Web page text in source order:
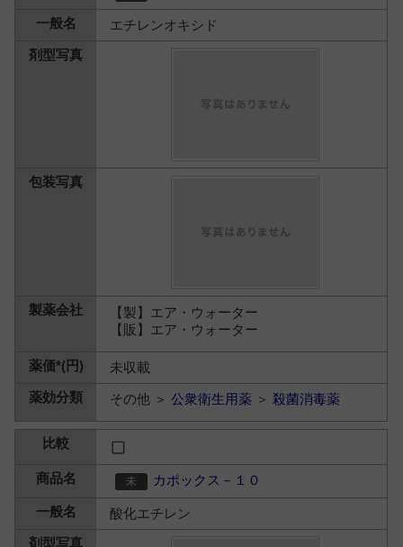
エチレンオキシド
【製】エア・ウォーター
【販】エア・ウォーター
未収載
その他 ＞公衆衛生用薬 ＞ 殺菌消毒薬
カポックス－１０
酸化エチレン